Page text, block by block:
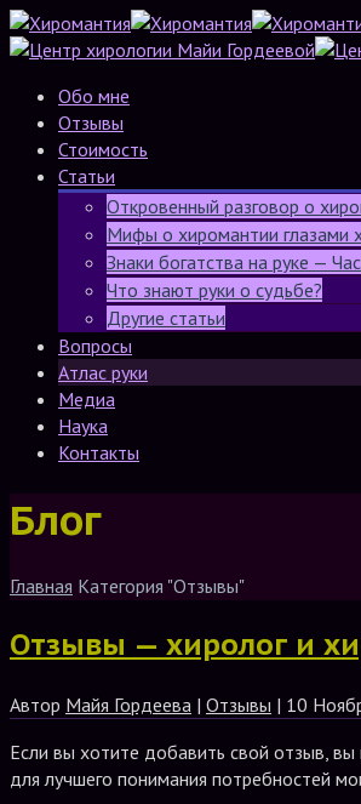
Обо мне
Отзывы
Стоимость
Статьи
Откровенный разговор о
Мифы о хиромантии глазами
Знаки богатства на руке —
Что знают руки о судьбе?
Другие статьи
Вопросы
Атлас руки
Медиа
Наука
Контакты
Блог
Главная Категория "Отзывы"
Отзывы — хиролог и
Автор Майя Гордеева | Отзывы | 10
Если вы хотите добавить свой отзыв,
для лучшего понимания потребностей